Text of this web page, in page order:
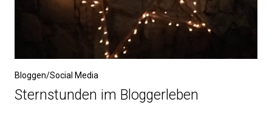
Bloggen/Social Media
Sternstunden im Bloggerleben